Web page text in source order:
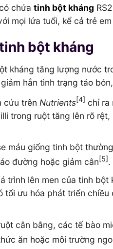
chứa tinh bột kháng
mọi lứa tuổi, kể cả trẻ
bột kháng
kháng tăng lượng nước
hẳn tình trạng táo
cứu trên Nutrients[4] chỉ ra
trong ruột tăng lên rõ rệt,
máu giống tinh bột
đường hoặc giảm cân [5].
trình lên men của tinh
ưu hóa phát triển chiều
cân bằng, các tế bào
ăn hoặc môi trường